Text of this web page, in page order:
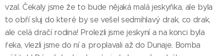
vzal. Čekaly jsme že to bude nějaká malá jeskyňka, ale byla
to obří sluj do které by se vešel sedmihlavý drak, co drak,
ale celá dračí rodina! Prolezli jsme jeskyní a na konci byla
řeka, vlezli jsme do ní a proplavali až do Dunaje. Bomba